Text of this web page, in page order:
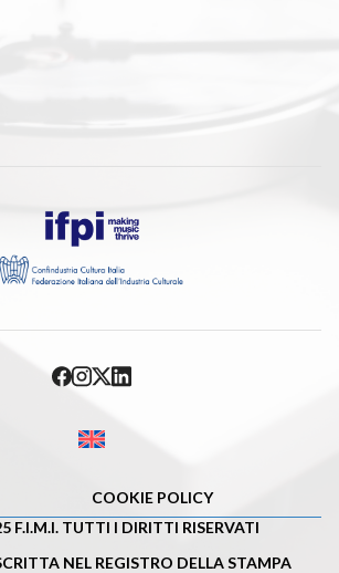
COOKIE POLICY
F.I.M.I. TUTTI I DIRITTI RISERVATI
NEL REGISTRO DELLA STAMPA